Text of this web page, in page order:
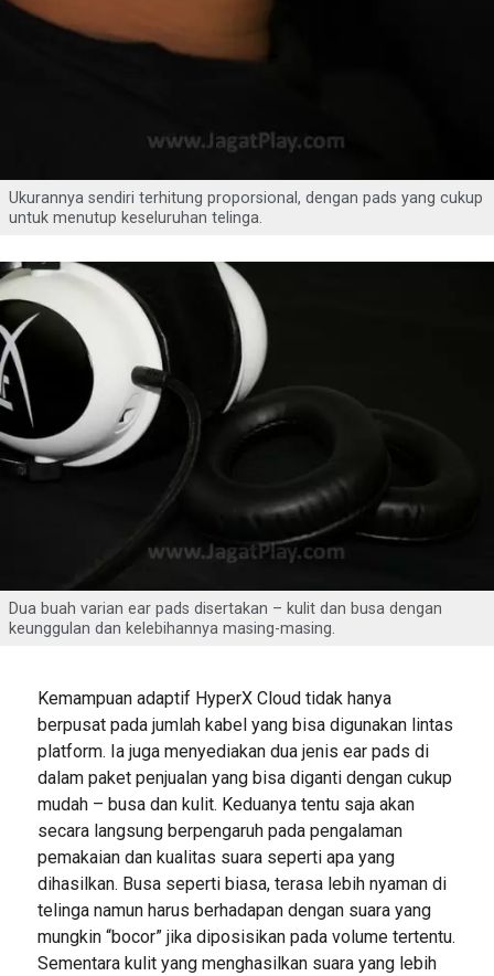
Ukurannya sendiri terhitung proporsional, dengan pads yang cukup
untuk menutup keseluruhan telinga.
Dua buah varian ear pads disertakan – kulit dan busa dengan
keunggulan dan kelebihannya masing-masing.
Kemampuan adaptif HyperX Cloud tidak hanya
berpusat pada jumlah kabel yang bisa digunakan lintas
platform. Ia juga menyediakan dua jenis ear pads di
dalam paket penjualan yang bisa diganti dengan cukup
mudah – busa dan kulit. Keduanya tentu saja akan
secara langsung berpengaruh pada pengalaman
pemakaian dan kualitas suara seperti apa yang
dihasilkan. Busa seperti biasa, terasa lebih nyaman di
telinga namun harus berhadapan dengan suara yang
mungkin “bocor” jika diposisikan pada volume tertentu.
Sementara kulit yang menghasilkan suara yang lebih